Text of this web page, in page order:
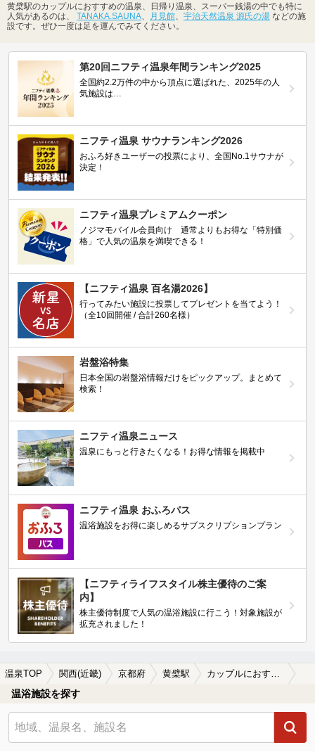
黄檗駅のカップルにおすすめの温泉、日帰り温泉、スーパー銭湯の中でも特に
人気があるのは、 TANAKA.SAUNA 月見館 宇治天然温泉 源氏の湯 などの施
設です。ぜひ一度は足を運んでみてください。
第20回ニフティ温泉年間ランキング2025
全国約2.2万件の中から頂点に選ばれた、2025年の人
気施設は…
ニフティ温泉 サウナランキング2026
おふろ好きユーザーの投票により、全国No.1サウナが
決定！
ニフティ温泉プレミアムクーポン
ノジマモバイル会員向け 通常よりもお得な「特別価
格」で人気の温泉を満喫できる！
【ニフティ温泉 百名湯2026】
行ってみたい施設に投票してプレゼントを当てよう！
（全10回開催 / 合計260名様）
岩盤浴特集
日本全国の岩盤浴情報だけをピックアップ。まとめて
検索！
ニフティ温泉ニュース
温泉にもっと行きたくなる！お得な情報を掲載中
ニフティ温泉 おふろパス
温浴施設をお得に楽しめるサブスクリプションプラン
【ニフティライフスタイル株主優待のご案
内】
株主優待制度で人気の温浴施設に行こう！対象施設が
拡充されました！
温泉TOP 関西(近畿) 京都府 黄檗駅 カップルにおすすめの黄檗駅近くの温泉、日帰り温泉、スーパー銭湯おすすめ
温浴施設を探す